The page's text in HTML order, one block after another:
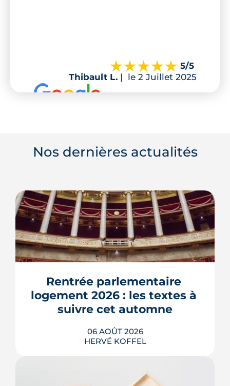
5/5
Thibault L. | le 2 Juillet 2025
Nos dernières actualités
Rentrée parlementaire
logement 2026 : les textes à
suivre cet automne
06 AOÛT 2026
HERVÉ KOFFEL